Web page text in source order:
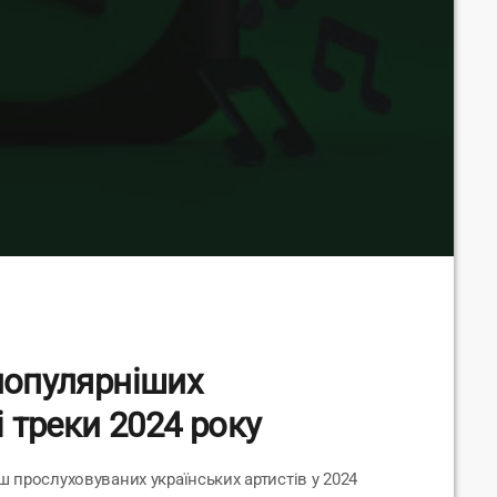
треки 2024 року
українських артистів у 2024